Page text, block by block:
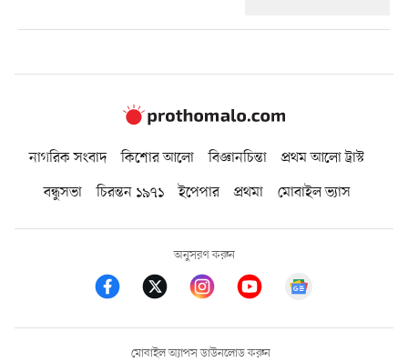
নাগরিক সংবাদ কিশোর আলো বিজ্ঞানচিন্তা
প্রথম আলো ট্রাস্ট
বন্ধুসভা
চিরন্তন ১৯৭১ ইপেপার প্রথমা মোবাইল ভ্যাস
অনুসরণ করুন
মোবাইল অ্যাপস ডাউনলোড করুন